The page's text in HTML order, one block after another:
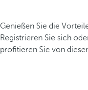
Genießen Sie die
Registrieren Sie sich
profitieren Sie von